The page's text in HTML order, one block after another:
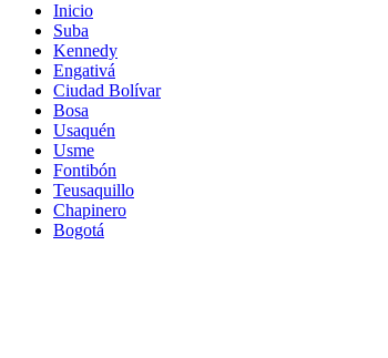
Inicio
Suba
Kennedy
Engativá
Ciudad Bolívar
Bosa
Usaquén
Usme
Fontibón
Teusaquillo
Chapinero
Bogotá